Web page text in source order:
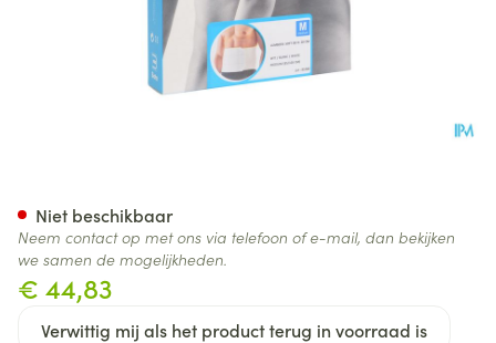
€ 44,83
Verwittig mij als het product terug in voorraad is
Niet beschikbaar
Neem contact op met ons via telefoon of e-mail, dan bekijken
we samen de mogelijkheden.